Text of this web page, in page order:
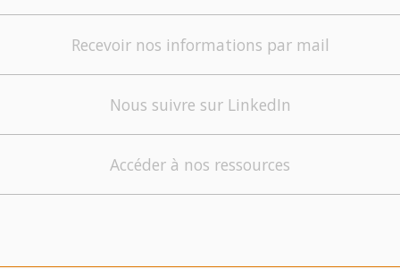
Recevoir nos informations par mail
Nous suivre sur LinkedIn
Accéder à nos ressources